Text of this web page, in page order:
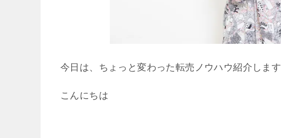
今日は、ちょっと変わった転売ノウハウ紹介します
こんにちは